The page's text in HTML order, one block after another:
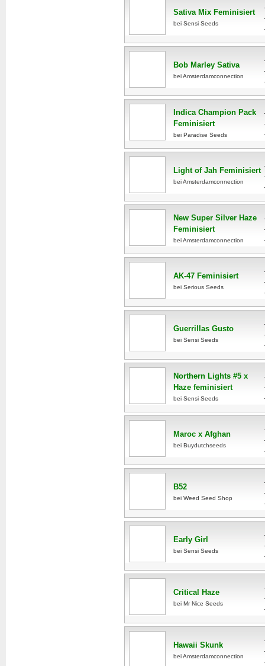
Sativa Mix Feminisiert
bei Sensi Seeds
Bob Marley Sativa
bei Amsterdamconnection
Indica Champion Pack
Feminisiert
bei Paradise Seeds
Light of Jah Feminisiert
bei Amsterdamconnection
New Super Silver Haze
Feminisiert
bei Amsterdamconnection
AK-47 Feminisiert
bei Serious Seeds
Guerrillas Gusto
bei Sensi Seeds
Northern Lights #5 x
Haze feminisiert
bei Sensi Seeds
Maroc x Afghan
bei Buydutchseeds
B52
bei Weed Seed Shop
Early Girl
bei Sensi Seeds
Critical Haze
bei Mr Nice Seeds
Hawaii Skunk
bei Amsterdamconnection